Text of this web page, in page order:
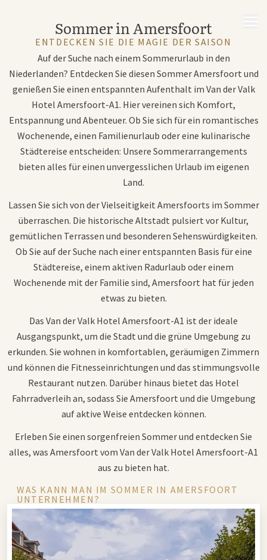
Sommer in Amersfoort
ENTDECKEN SIE DIE MAGIE DER SAISON
Auf der Suche nach einem Sommerurlaub in den
Niederlanden? Entdecken Sie diesen Sommer Amersfoort und
genießen Sie einen entspannten Aufenthalt im Van der Valk
Hotel Amersfoort-A1. Hier vereinen sich Komfort,
Entspannung und Abenteuer. Ob Sie sich für ein romantisches
Wochenende, einen Familienurlaub oder eine kulinarische
Städtereise entscheiden: Unsere Sommerarrangements
bieten alles für einen unvergesslichen Urlaub im eigenen
Land.
Lassen Sie sich von der Vielseitigkeit Amersfoorts im Sommer
überraschen. Die historische Altstadt pulsiert vor Kultur,
gemütlichen Terrassen und besonderen Sehenswürdigkeiten.
Ob Sie auf der Suche nach einer entspannten Basis für eine
Städtereise, einem aktiven Radurlaub oder einem
Wochenende mit der Familie sind, Amersfoort hat für jeden
etwas zu bieten.
Das Van der Valk Hotel Amersfoort-A1 ist der ideale
Ausgangspunkt, um die Stadt und die grüne Umgebung zu
erkunden. Sie wohnen in komfortablen, geräumigen Zimmern
und können die Fitnesseinrichtungen und das stimmungsvolle
Restaurant nutzen. Darüber hinaus bietet das Hotel
Fahrradverleih an, sodass Sie Amersfoort und die Umgebung
auf aktive Weise entdecken können.
Erleben Sie einen sorgenfreien Sommer und entdecken Sie
alles, was Amersfoort vom Van der Valk Hotel Amersfoort-A1
aus zu bieten hat.
WAS KANN MAN IM SOMMER IN AMERSFOORT
UNTERNEHMEN?